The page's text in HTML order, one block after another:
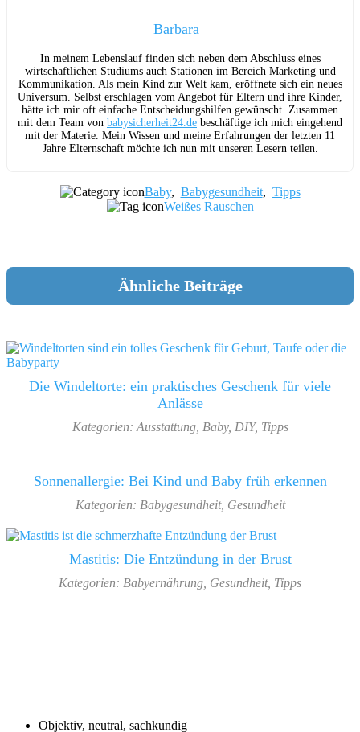
Barbara
In meinem Lebenslauf finden sich neben dem Abschluss eines
wirtschaftlichen Studiums auch Stationen im Bereich Marketing und
Kommunikation. Als mein Kind zur Welt kam, eröffnete sich ein neues
Universum. Selbst erschlagen vom Angebot für Eltern und ihre Kinder,
hätte ich mir oft einfache Entscheidungshilfen gewünscht. Zusammen
mit dem Team von babysicherheit24.de beschäftige ich mich eingehend
mit der Materie. Mein Wissen und meine Erfahrungen der letzten 11
Jahre Elternschaft möchte ich nun mit unseren Lesern teilen.
Baby, Babygesundheit, Tipps
Weißes Rauschen
Ähnliche Beiträge
Die Windeltorte: ein praktisches Geschenk für viele
Anlässe
Kategorien: Ausstattung, Baby, DIY, Tipps
Sonnenallergie: Bei Kind und Baby früh erkennen
Kategorien: Babygesundheit, Gesundheit
Mastitis: Die Entzündung in der Brust
Kategorien: Babyernährung Gesundheit, Tipps
Objektiv, neutral, sachkundig